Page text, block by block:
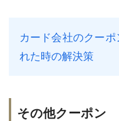
カード会社のクー
れた時の解決策
その他クーポン